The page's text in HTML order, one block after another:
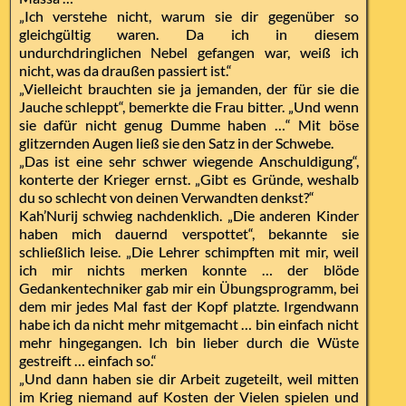
„Ich verstehe nicht, warum sie dir gegenüber so
gleichgültig waren. Da ich in diesem
undurchdringlichen Nebel gefangen war, weiß ich
nicht, was da draußen passiert ist.“
„Vielleicht brauchten sie ja jemanden, der für sie die
Jauche schleppt“, bemerkte die Frau bitter. „Und wenn
sie dafür nicht genug Dumme haben …“ Mit böse
glitzernden Augen ließ sie den Satz in der Schwebe.
„Das ist eine sehr schwer wiegende Anschuldigung“,
konterte der Krieger ernst. „Gibt es Gründe, weshalb
du so schlecht von deinen Verwandten denkst?“
Kah’Nurij schwieg nachdenklich. „Die anderen Kinder
haben mich dauernd verspottet“, bekannte sie
schließlich leise. „Die Lehrer schimpften mit mir, weil
ich mir nichts merken konnte … der blöde
Gedankentechniker gab mir ein Übungsprogramm, bei
dem mir jedes Mal fast der Kopf platzte. Irgendwann
habe ich da nicht mehr mitgemacht … bin einfach nicht
mehr hingegangen. Ich bin lieber durch die Wüste
gestreift … einfach so.“
„Und dann haben sie dir Arbeit zugeteilt, weil mitten
im Krieg niemand auf Kosten der Vielen spielen und